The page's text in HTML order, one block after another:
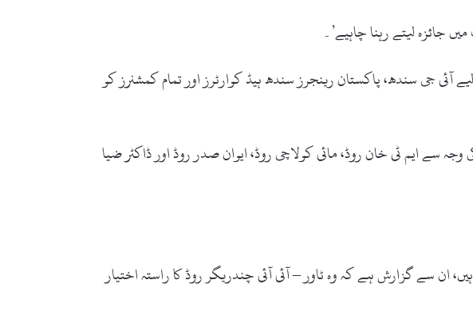
جائزہ لیتے رہنا چاہیے’۔
جی سندھ، پاکستان رینجرز سندھ ہیڈ کوارٹرز اور تمام کمشنرز کو
سے ایم ٹی خان روڈ، مائی کولاچی روڈ، ایوان صدر روڈ اور ڈاکٹر ضیا
ان سے گزارش ہے کہ وہ ٹاور – آئی آئی چندریگر روڈ کا راستہ اختیار